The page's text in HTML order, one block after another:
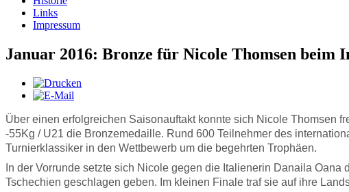
Links
Impressum
Januar 2016: Bronze für Nicole Thomsen beim
Über einen erfolgreichen Saisonauftakt konnte sich Nicole Thomsen
-55Kg / U21 die Bronzemedaille. Rund 600 Teilnehmer des
Turnierklassiker in den Wettbewerb um die begehrten Trophäen.
In der Vorrunde setzte sich Nicole gegen die Italienerin Danaila
Tschechien geschlagen geben. Im kleinen Finale traf sie auf ihre